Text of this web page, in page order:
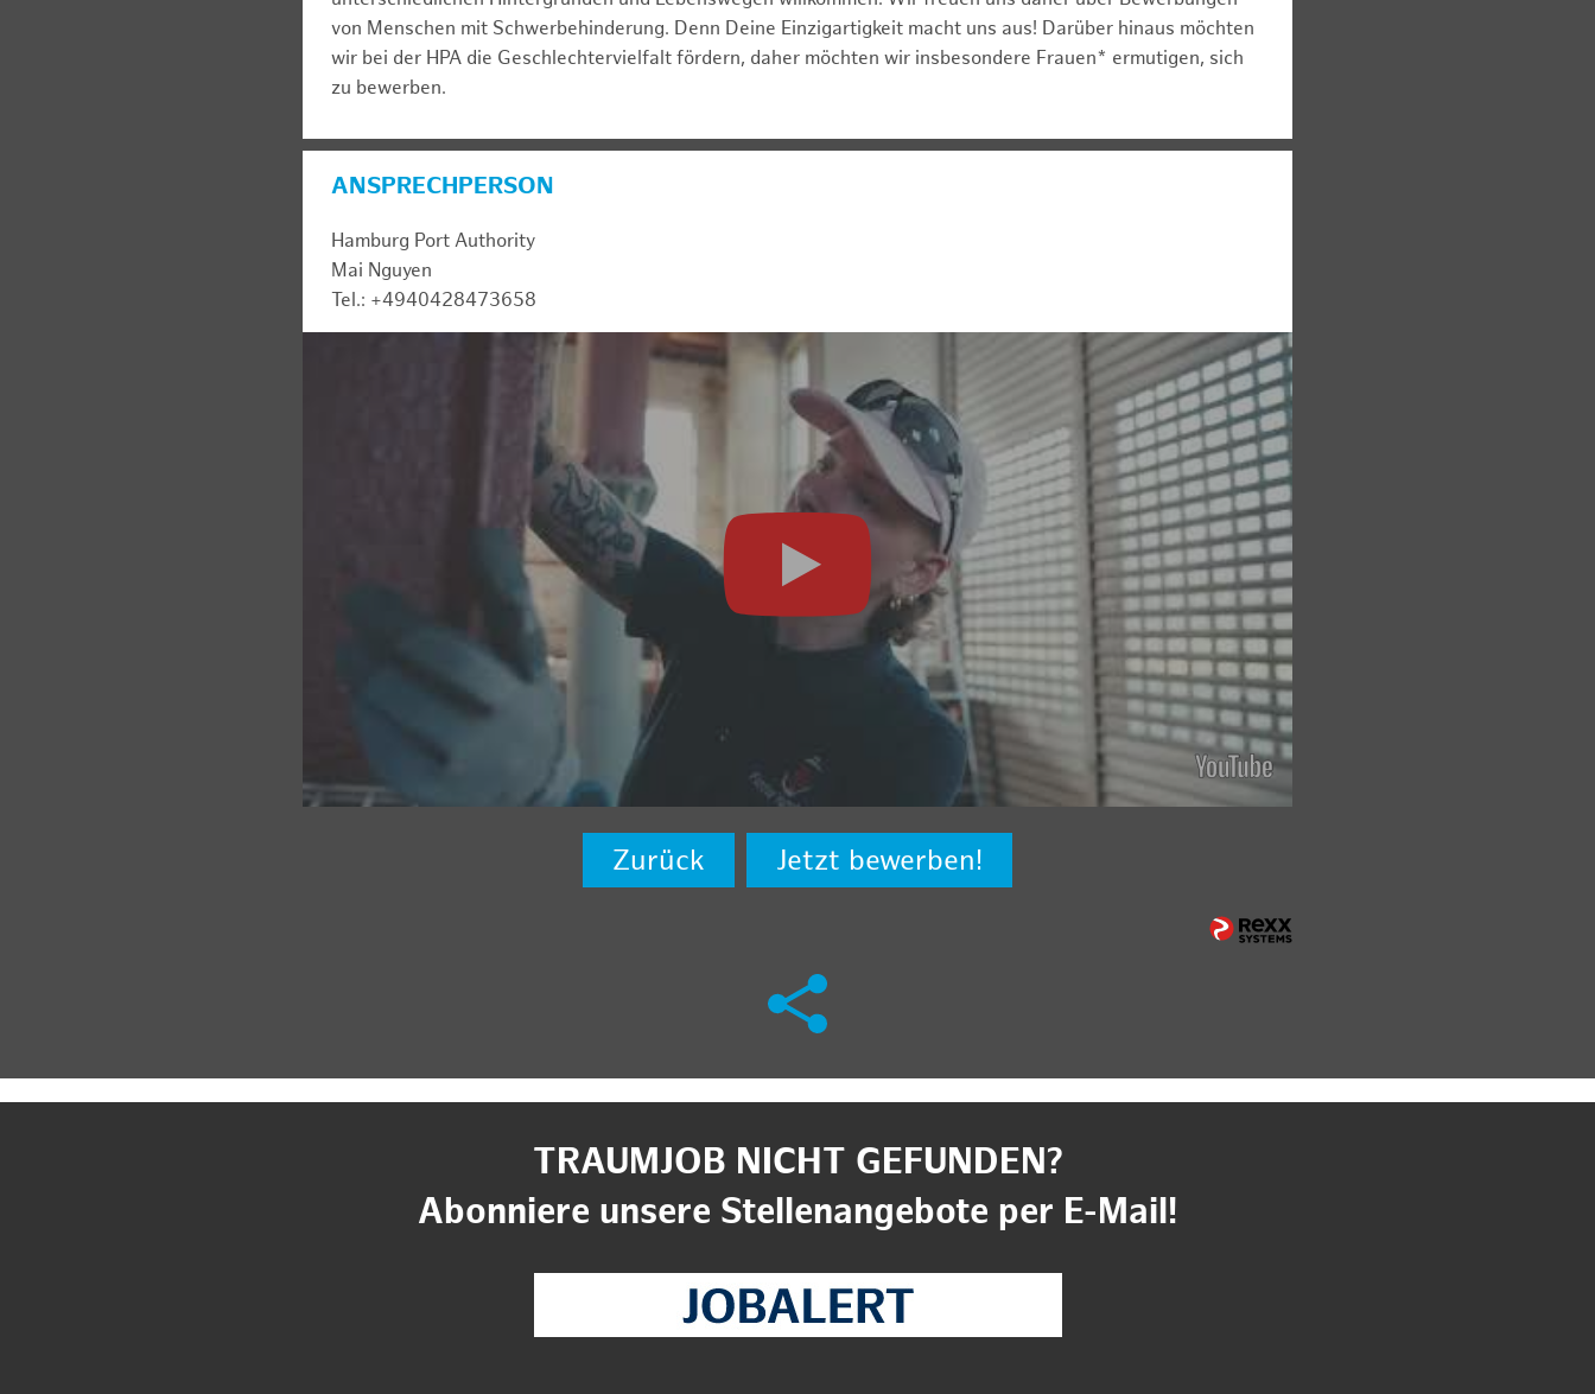
von Menschen mit Schwerbehinderung. Denn Deine Einzigartigkeit macht uns aus! Darüber hinaus möchten
wir bei der HPA die Geschlechtervielfalt fördern, daher möchten wir insbesondere Frauen* ermutigen, sich
zu bewerben.
ANSPRECHPERSON
Hamburg Port Authority
Mai Nguyen
Tel.: +4940428473658
Zurück Jetzt bewerben!
TRAUMJOB NICHT GEFUNDEN?
Abonniere unsere Stellenangebote per E-Mail!